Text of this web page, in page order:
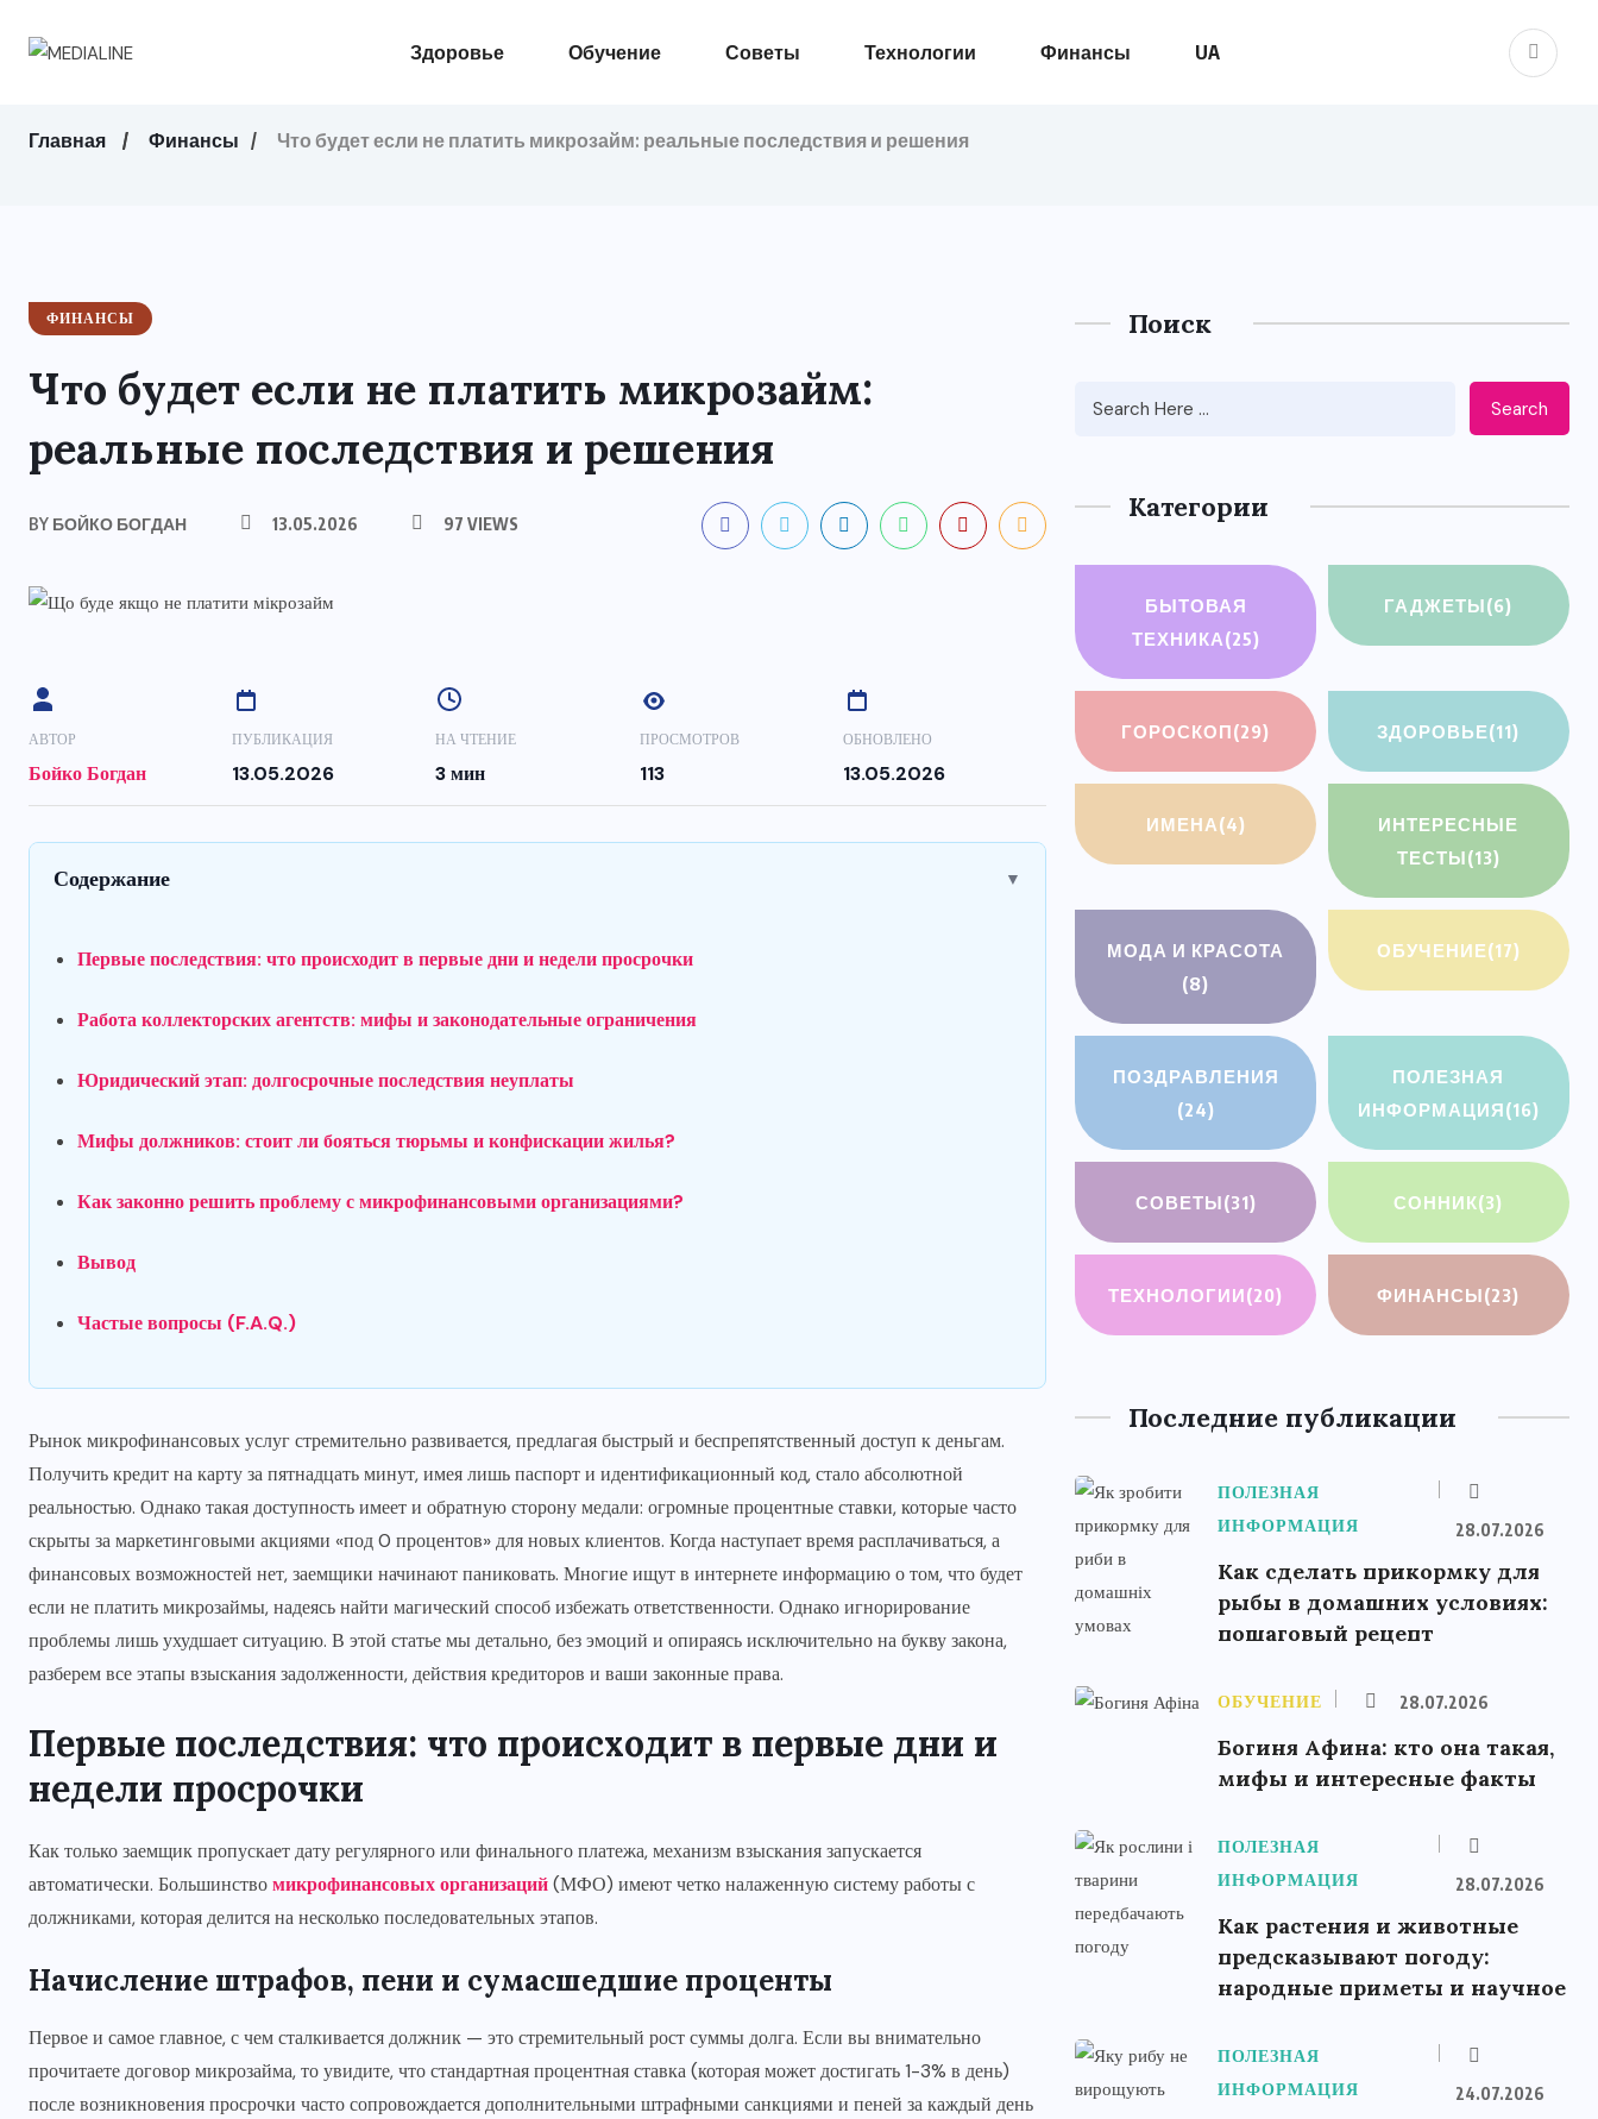
Здоровье Обучение Советы Технологии Финансы UA
Главная Финансы Что будет если не платить микрозайм: реальные последствия и решения
ФИНАНСЫ
Что будет если не платить микрозайм:
реальные последствия и решения
BY БОЙКО БОГДАН 13.05.2026 97 VIEWS
АВТОР
Бойко Богдан
ПУБЛИКАЦИЯ
13.05.2026
НА ЧТЕНИЕ
3 мин
ПРОСМОТРОВ
113
ОБНОВЛЕНО
13.05.2026
Содержание ▼
Первые последствия: что происходит в первые дни и недели просрочки
Работа коллекторских агентств: мифы и законодательные ограничения
Юридический этап: долгосрочные последствия неуплаты
Мифы должников: стоит ли бояться тюрьмы и конфискации жилья?
Как законно решить проблему с микрофинансовыми организациями?
Вывод
Частые вопросы (F.A.Q.)
Рынок микрофинансовых услуг стремительно развивается, предлагая быстрый и беспрепятственный доступ к деньгам.
Получить кредит на карту за пятнадцать минут, имея лишь паспорт и идентификационный код, стало абсолютной
реальностью. Однако такая доступность имеет и обратную сторону медали: огромные процентные ставки, которые часто
скрыты за маркетинговыми акциями «под 0 процентов» для новых клиентов. Когда наступает время расплачиваться, а
финансовых возможностей нет, заемщики начинают паниковать. Многие ищут в интернете информацию о том, что будет
если не платить микрозаймы, надеясь найти магический способ избежать ответственности. Однако игнорирование
проблемы лишь ухудшает ситуацию. В этой статье мы детально, без эмоций и опираясь исключительно на букву закона,
разберем все этапы взыскания задолженности, действия кредиторов и ваши законные права.
Первые последствия: что происходит в первые дни и
недели просрочки
Как только заемщик пропускает дату регулярного или финального платежа, механизм взыскания запускается
автоматически. Большинствомикрофинансовых организаций(МФО) имеют четко налаженную систему работы с
должниками, которая делится на несколько последовательных этапов.
Начисление штрафов, пени и сумасшедшие проценты
Первое и самое главное, с чем сталкивается должник — это стремительный рост суммы долга. Если вы внимательно
прочитаете договор микрозайма, то увидите, что стандартная процентная ставка (которая может достигать 1-3% в день)
после возникновения просрочки часто сопровождается дополнительными штрафными санкциями и пеней за каждый день
Поиск
Search
Категории
БЫТОВАЯ
ТЕХНИКА(25)
ГАДЖЕТЫ(6)
ГОРОСКОП(29) ЗДОРОВЬЕ(11)
ИМЕНА(4)
ИНТЕРЕСНЫЕ
ТЕСТЫ(13)
МОДА И КРАСОТА
(8)
ОБУЧЕНИЕ(17)
ПОЗДРАВЛЕНИЯ
(24)
ПОЛЕЗНАЯ
ИНФОРМАЦИЯ(16)
СОВЕТЫ(31) СОННИК(3)
ТЕХНОЛОГИИ(20) ФИНАНСЫ(23)
Последние публикации
ПОЛЕЗНАЯ
ИНФОРМАЦИЯ
28.07.2026
Как сделать прикормку для
рыбы в домашних условиях:
пошаговый рецепт
ОБУЧЕНИЕ 28.07.2026
Богиня Афина: кто она такая,
мифы и интересные факты
ПОЛЕЗНАЯ
ИНФОРМАЦИЯ
28.07.2026
Как растения и животные
предсказывают погоду:
народные приметы и научное
ПОЛЕЗНАЯ
ИНФОРМАЦИЯ
24.07.2026